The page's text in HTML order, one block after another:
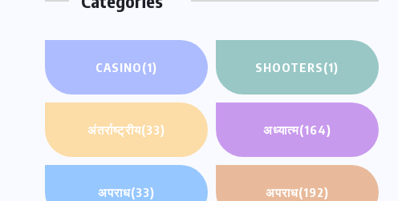
CASINO(1) SHOOTERS(1)
अंतर्राष्ट्रीय(33) अध्यात्म(164)
अपराध(33) अपराध(192)